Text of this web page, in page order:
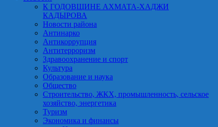
К ГОДОВЩИНЕ АХМАТА-ХАДЖИ
КАДЫРОВА
Новости района
Антинарко
Антикоррупция
Антитерроризм
Здравоохранение и спорт
Культура
Образование и наука
Общество
Строительство, ЖКХ, промышленность, сельское
хозяйство, энергетика
Туризм
Экономика и финансы